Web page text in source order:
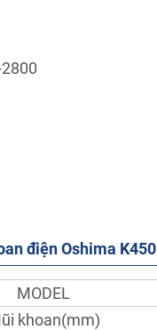
điện Oshima K450
MODEL
khoan(mm)